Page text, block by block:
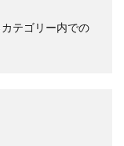
テゴリー内での